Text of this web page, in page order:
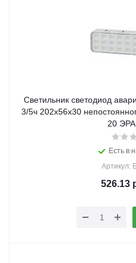
Светильник светодиод
3/5ч 202х56х30
20
Есть в
Артикул:
526.13